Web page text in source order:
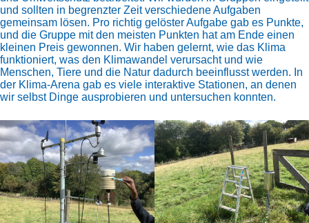
und sollten in begrenzter Zeit verschiedene Aufgaben
gemeinsam lösen. Pro richtig gelöster Aufgabe gab es Punkte,
und die Gruppe mit den meisten Punkten hat am Ende einen
kleinen Preis gewonnen. Wir haben gelernt, wie das Klima
funktioniert, was den Klimawandel verursacht und wie
Menschen, Tiere und die Natur dadurch beeinflusst werden. In
der Klima-Arena gab es viele interaktive Stationen, an denen
wir selbst Dinge ausprobieren und untersuchen konnten.